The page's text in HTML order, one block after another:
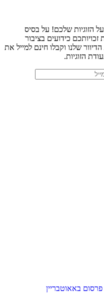
הזוגיות שלכם! על בסיס
כידועים בציבור
שלנו וקבלו חינם למייל את
הזוגיות.
באאוטבריין